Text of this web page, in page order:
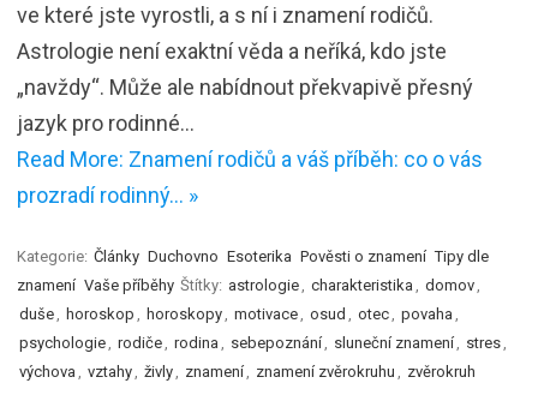
ve které jste vyrostli, a s ní i znamení rodičů.
Astrologie není exaktní věda a neříká, kdo jste
„navždy“. Může ale nabídnout překvapivě přesný
jazyk pro rodinné…
Read More: Znamení rodičů a váš příběh: co o vás
prozradí rodinný… »
Kategorie: Články Duchovno Esoterika Pověsti o znamení Tipy dle
znamení Vaše příběhy Štítky: astrologie charakteristika domov
duše
horoskop horoskopy motivace osud otec povaha
psychologie
rodiče rodina sebepoznání sluneční znamení stres
výchova
vztahy živly znamení znamení zvěrokruhu zvěrokruh